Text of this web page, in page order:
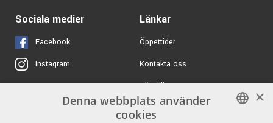
Dedicated front-panel X-Mod control for through-zero
FM
Classic SEM state variable filter with lowpass, highpass,
notch and selectable bandpass mode
2 freely assignable LFOs with triangle, saw, reverse saw,
square, and stepped random shapes
2 freely assignable DADSR envelopes with optional
Keyboard
Polyphonic Analog
Supercritical Redshift
Sociala medier
Facebook
Instagram
X
Youtube
Länkar
Öppettider
Kontakta oss
Köpvillkor
Butiken
×
Denna webbplats använder
cookies